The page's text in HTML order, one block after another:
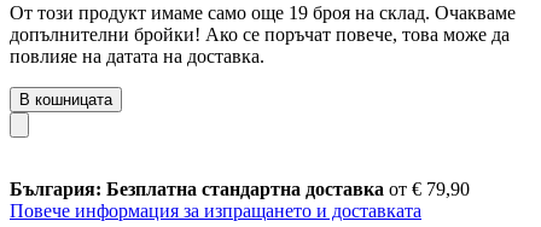
От този продукт имаме само още 19 броя на склад. Очакваме
допълнителни бройки! Ако се поръчат повече, това може да
повлияе на датата на доставка.
В кошницата
България: Безплатна стандартна доставка от € 79,90
Повече информация за изпращането и доставката